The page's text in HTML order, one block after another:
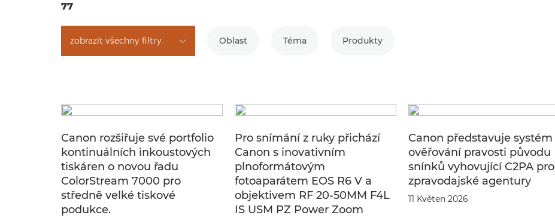
77
zobrazit všechny filtry Oblast Téma Produkty
Canon rozšiřuje své portfolio
kontinuálních inkoustových
tiskáren o novou řadu
ColorStream 7000 pro
středně velké tiskové
podukce.
Pro snímání z ruky přichází
Canon s inovativním
plnoformátovým
fotoaparátem EOS R6 V a
objektivem RF 20-50MM F4L
IS USM PZ Power Zoom
Canon představuje systém
ověřování pravosti původu
snínků vyhovující C2PA pro
zpravodajské agentury
11 Květen 2026